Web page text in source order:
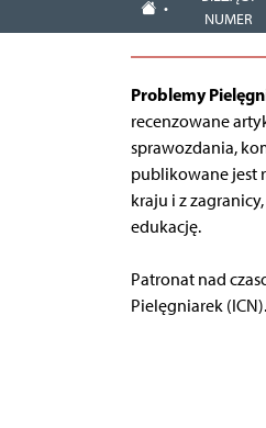
NUMER
Problemy
recenzowane
sprawozdania,
publikowane jest
kraju i z
edukację.
Patronat nad
Pielęgniarek (ICN).